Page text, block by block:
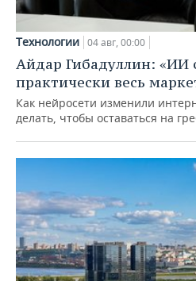
Технологии 04 авг, 00:00
Айдар Гибадуллин: «ИИ
практически весь
Как нейросети изменили
делать, чтобы оставаться на